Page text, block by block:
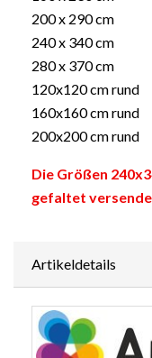
200 x 290 cm
240 x 340 cm
280 x 370 cm
120x120 cm rund
160x160 cm rund
200x200 cm rund
Die Größen
gefaltet
Artikeldetails